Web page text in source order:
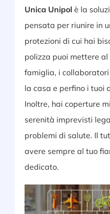
Unica Unipol è la
pensata per riunire in
protezioni di cui hai
polizza puoi mettere
famiglia, i
la casa e perfino i tuoi
Inoltre, hai coperture
serenità imprevisti
problemi di salute. Il
avere sempre al tuo
dedicato.